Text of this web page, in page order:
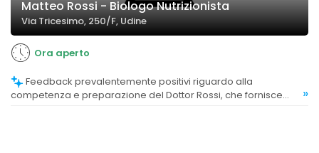
Matteo Rossi - Biologo Nutrizionista
Via Tricesimo, 250/F, Udine
Ora aperto
competenza e preparazione del Dottor Rossi, che fornisce
»